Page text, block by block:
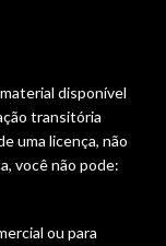
disponível
transitória
uma licença, não
você não pode:
ou para